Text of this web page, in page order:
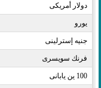
دولار أمريكى​
يورو​
جنيه إسترلينى​
فرنك سويسرى​
100 ين يابانى​